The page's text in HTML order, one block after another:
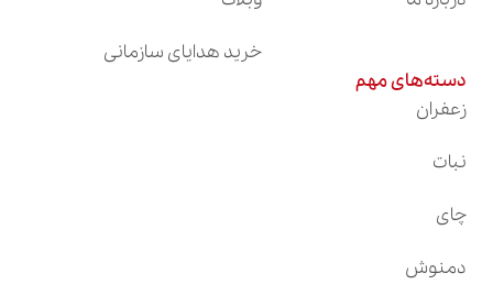
خرید هدایای سازمانی
دسته‌های مهم
زعفران
نبات
چای
دمنوش